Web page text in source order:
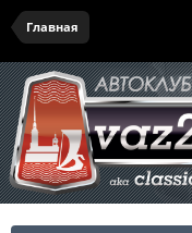
Главная